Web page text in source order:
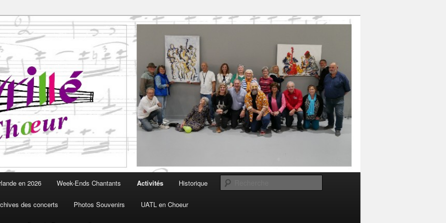
est fait pour vous
en 2026 Week-Ends Chantants Activités Historique
des concerts Photos Souvenirs UATL en Choeur